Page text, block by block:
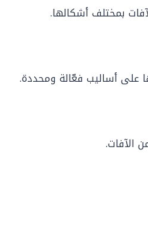
بمختلف أشكالها.
على أساليب فعّالة ومحددة.
الآفات.